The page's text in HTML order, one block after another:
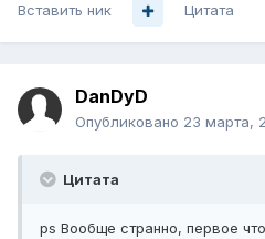
Вставить ник Цитата
DanDyD
Опубликовано 23 марта,
Цитата
ps Вообще странно, первое